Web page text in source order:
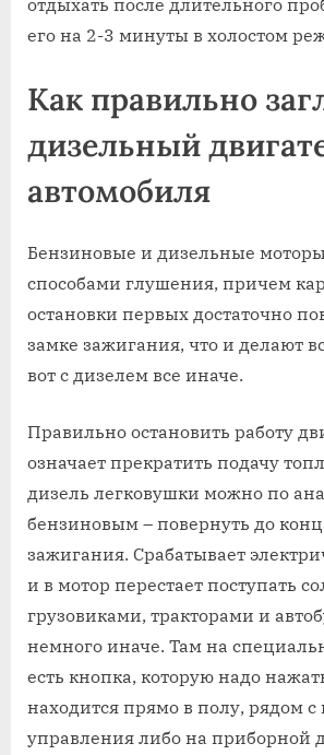
его на 2-3 минуты в холостом
Как правильно
дизельный
автомобиля
Бензиновые и дизельные
способами глушения, причем
остановки первых достаточно
замке зажигания, что и делают
вот с дизелем все иначе.
Правильно остановить работу
означает прекратить подачу
дизель легковушки можно по
бензиновым – повернуть до
зажигания. Срабатывает
и в мотор перестает поступать
грузовиками, тракторами и
немного иначе. Там на
есть кнопка, которую надо
находится прямо в полу, рядом
управления либо на приборной